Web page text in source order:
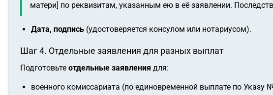
матери] по реквизитам, указанным ею в её заявлении.
Дата, подпись (удостоверяется консулом или нотариусом).
Шаг 4. Отдельные заявления для разных выплат
Подготовьте отдельные заявления для:
военного комиссариата (по единовременной выплате по Указу